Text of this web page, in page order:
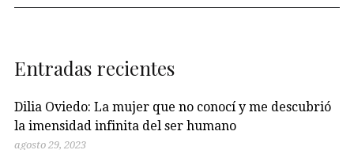
Entradas recientes
Dilia Oviedo: La mujer que no conocí y me descubrió
la imensidad infinita del ser humano
agosto 29, 2023